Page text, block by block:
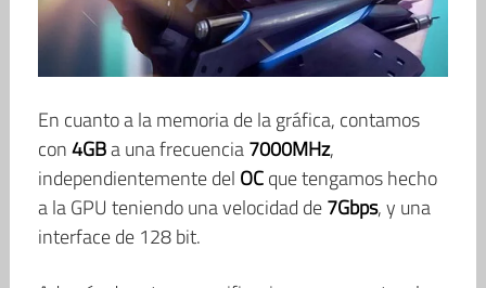
En cuanto a la memoria de la gráfica, contamos
con4GBa una frecuencia7000MHz,
independientemente del OCque tengamos hecho
a la GPU teniendo una velocidad de7Gbps, y una
interface de 128 bit.